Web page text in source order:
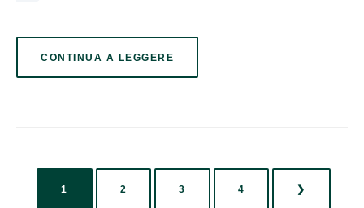
CONTINUA A LEGGERE
1 2 3 4 ❯